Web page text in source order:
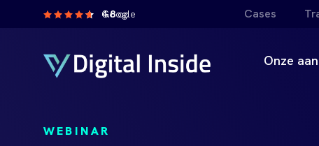
4.8
op Google Cases
Onze
WEBINAR